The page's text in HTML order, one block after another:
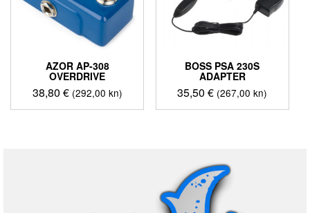
AZOR AP-308
OVERDRIVE
38,80 € (292,00 kn)
BOSS PSA 230S
ADAPTER
35,50€ (267,00 kn)